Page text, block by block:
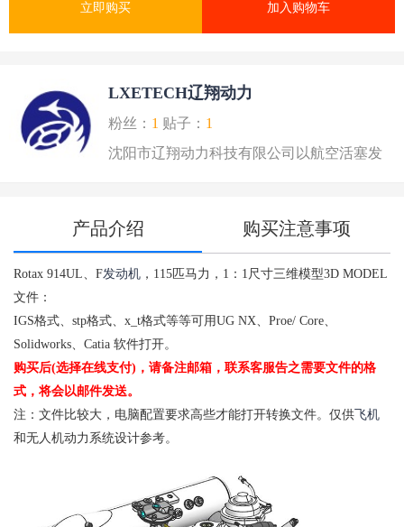
立即购买 加入购物车
LXETECH辽翔动⼒
粉丝： 1 贴子： 1
沈阳市辽翔动⼒科技有限公司以航空活塞发
产品介绍 购买注意事项
Rotax 914UL、F发动机 ，115匹马力，1：1尺寸三维模型3D MODEL
文件：
IGS格式、stp格式、x_t格式等等可用UG NX、Proe/ Core、
Solidworks、Catia 软件打开。
购买后(选择在线支付)，请备注邮箱， 联系客服告之需要文件的格
式，将会以邮件发送。
注：文件比较大，电脑配置要求高些才能打开转换文件。仅供 飞机
和无人机动力系统设计参考。